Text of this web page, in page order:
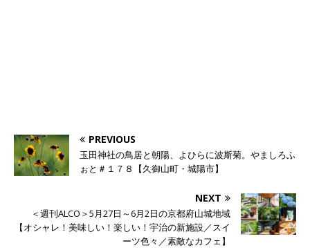
PREVIOUS
玉田神社の鳥居と朝陽、よひらに波斯菊。やましろふ
ぉと＃１７８【久御山町・城陽市】
NEXT
＜週刊ALCO＞5月27日～6月2日の京都府山城地域
【オシャレ！美味しい！楽しい！宇治の新施設／スイ
ーツ色々／素敵なカフェ】